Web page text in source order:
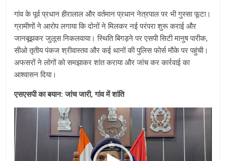
गांव के पूर्व प्रधान हीरालाल और वर्तमान प्रधान नेत्रपाल पर भी गुस्सा फूटा।
ग्रामीणों ने आरोप लगाया कि दोनों ने मिलकर नई परंपरा शुरू कराई और
जानबूझकर जुलूस निकलवाया। स्थिति बिगड़ने पर एसपी सिटी मानुष पारीक,
सीओ तृतीय पंकज श्रीवास्तव और कई थानों की पुलिस फोर्स मौके पर पहुंची।
अफसरों ने लोगों को समझाकर शांत कराया और जांच कर कार्रवाई का
आश्वासन दिया।
एसएसपी का बयान: जांच जारी, गांव में शांति
Video
Player